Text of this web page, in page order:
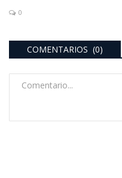
0
COMENTARIOS (0)